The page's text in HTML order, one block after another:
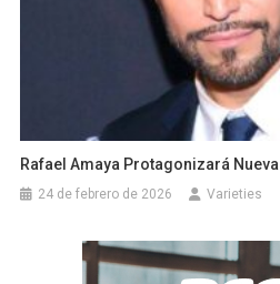
Rafael Amaya Protagonizará Nueva
24 de febrero de 2026 Varieties